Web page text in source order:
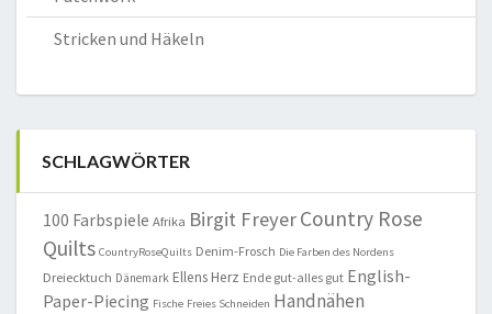
Stricken und Häkeln
SCHLAGWÖRTER
100 Farbspiele Afrika Birgit FreyerCountry Rose
Quilts CountryRoseQuilts Denim-Frosch Die Farben des Nordens
Dreiecktuch Dänemark Ellens Herz Ende gut-alles gut English-
Paper-Piecing Fische Freies Schneiden Handnähen